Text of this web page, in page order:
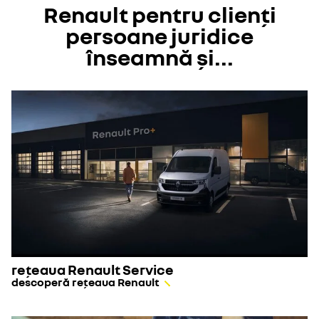
Renault pentru clienți
persoane juridice
înseamnă și...
rețeaua Renault Service
descoperă rețeaua Renault